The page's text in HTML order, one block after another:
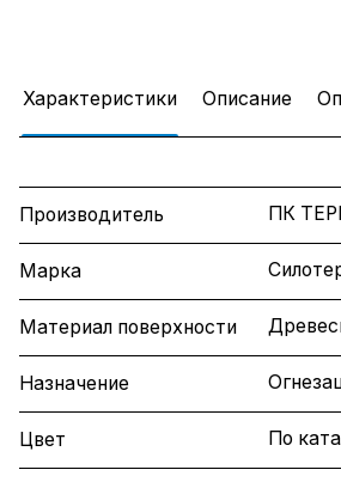
Характеристики Описание
Производитель ПК
Марка
Материал поверхности
Назначение
Цвет По